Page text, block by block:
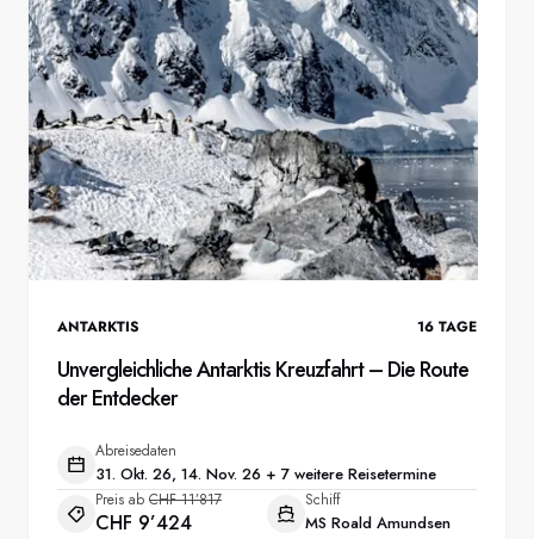
ANTARKTIS 16 TAGE
Unvergleichliche Antarktis Kreuzfahrt – Die Route
der Entdecker
Abreisedaten
31. Okt. 26, 14. Nov. 26 + 7 weitere Reisetermine
Preis ab CHF 11’817
CHF 9’424
Schiff
MS Roald Amundsen